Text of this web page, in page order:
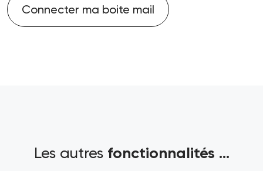
Connecter ma boite mail
Les autres fonctionnalités ...